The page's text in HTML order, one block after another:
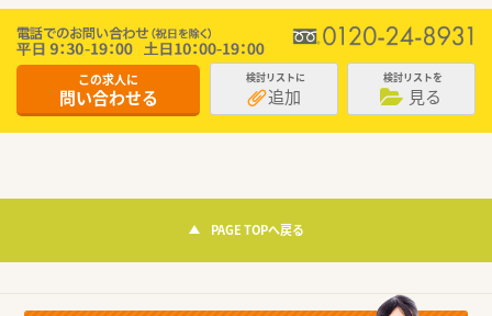
この求人に
問い合わせる
検討リストに
追加
検討リストを
見る
PAGE TOPへ戻る